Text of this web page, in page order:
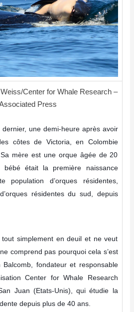
Center for Whale Research –
Press
une demi-heure après avoir
côtes de Victoria, en Colombie
mère est une orque âgée de 20
était la première naissance
population d’orques résidentes,
résidentes du sud, depuis
tout simplement en deuil et ne veut
comprend pas pourquoi cela s’est
fondateur et responsable
Center for Whale Research
Juan (Etats-Unis), qui étudie la
depuis plus de 40 ans.